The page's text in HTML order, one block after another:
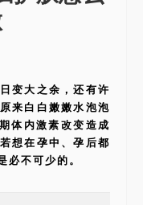
变大之余，还有许
来白白嫩嫩水泡泡
体内激素改变造成
想在孕中、孕后都
不可少的。